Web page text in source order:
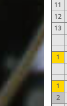
11
12
13
1
1
2